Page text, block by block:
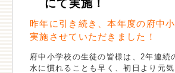
にて実施！
昨年に引き続き、本年度の府中
実施させていただきました！
府中小学校の生徒の皆様は、2年連
水に慣れることも早く、初日より元